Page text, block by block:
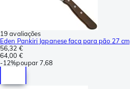
19 avaliações
Eden Pankiri Japanese faca para pão 27 cm
56,32 €
64,00 €
-12%poupar7,68